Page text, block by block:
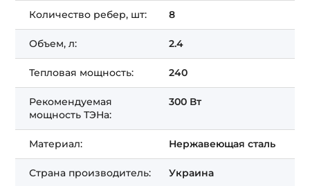
Количество ребер, шт: 8
Объем, л: 2.4
Тепловая мощность: 240
Рекомендуемая
мощность ТЭНа:
300 Вт
Материал: Нержавеющая сталь
Страна производитель: Украина